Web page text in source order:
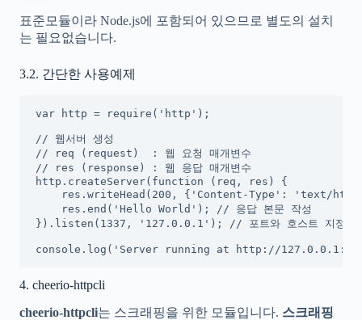
표준모듈이라 Node.js에 포함되어 있으므로 별도의 설치
는 필요없습니다.
3.2. 간단한 사용예제
var http = require('http');
// 웹서버 생성
// req (request)  : 웹 요청 매개변수
// res (response) : 웹 응답 매개변수
http.createServer(function (req, res) {
res.writeHead(200, {'Content-Type': 'text/
    res.end('Hello World'); // 응답 본문 작성
}).listen(1337, '127.0.0.1'); // 포트와 호스트 지정
console.log('Server running at http://
4. cheerio-httpcli
cheerio-httpcli는 스크래핑을 위한 모듈입니다. 스크래핑